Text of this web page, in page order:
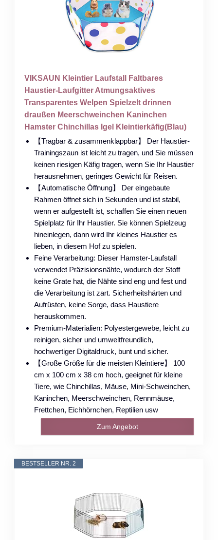
VIKSAUN Kleintier Laufstall Faltbares
Haustier-Laufgitter Atmungsaktives
Transparentes Welpen Spielzelt drinnen
draußen Meerschweinchen Kaninchen
Hamster Chinchillas Igel Kleintierkäfig(Blau)
【Tragbar & zusammenklappbar】 Der Haustier-
Trainingszaun ist leicht zu tragen, und Sie müssen
keinen riesigen Käfig tragen, wenn Sie Ihr Haustier
herausnehmen, geringes Gewicht für Reisen.
【Automatische Öffnung】 Der eingebaute
Rahmen öffnet sich in Sekunden und ist stabil,
wenn er aufgestellt ist, schaffen Sie einen neuen
Spielplatz für Ihr Haustier. Sie können Spielzeug
hineinlegen, dann wird Ihr kleines Haustier es
lieben, in diesem Hof zu spielen.
Feine Verarbeitung: Dieser Hamster-Laufstall
verwendet Präzisionsnähte, wodurch der Stoff
keine Grate hat, die Nähte sind eng und fest und
die Verarbeitung ist zart. Sicherheitshärten und
Aufrüsten, keine Sorge, dass Haustiere
herauskommen.
Premium-Materialien: Polyestergewebe, leicht zu
reinigen, sicher und umweltfreundlich,
hochwertiger Digitaldruck, bunt und sicher.
【Große Größe für die meisten Kleintiere】 100
cm x 100 cm x 38 cm hoch, geeignet für kleine
Tiere, wie Chinchillas, Mäuse, Mini-Schweinchen,
Kaninchen, Meerschweinchen, Rennmäuse,
Frettchen, Eichhörnchen, Reptilien usw
Zum Angebot
BESTSELLER NR. 2